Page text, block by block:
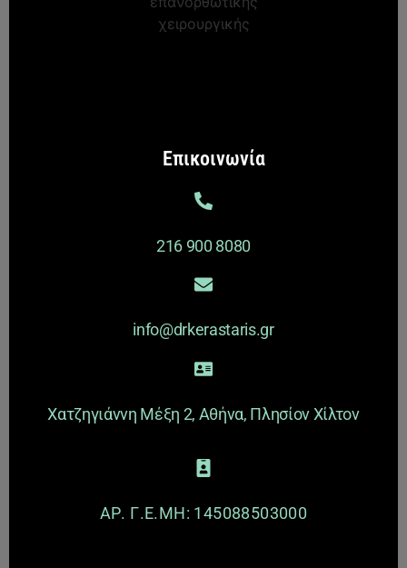
Επικοινωνία
216 900 8080
info@drkerastaris.gr
Χατζηγιάννη Μέξη 2, Αθήνα, Πλησίον Χίλτον
ΑΡ. Γ.Ε.ΜΗ: 145088503000